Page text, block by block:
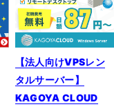
【法人向けVPSレン
タルサーバー】
KAGOYA CLOUD